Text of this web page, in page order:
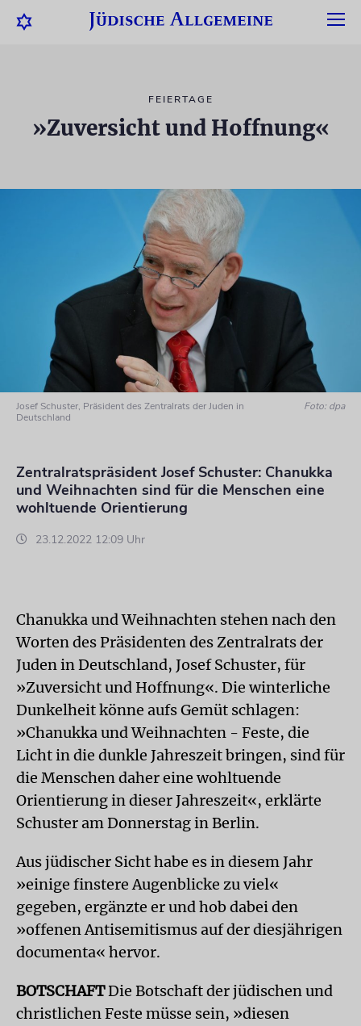
FEIERTAGE
»Zuversicht und Hoffnung«
Josef Schuster, Präsident des Zentralrats der Juden in
Deutschland
Foto: dpa
Zentralratspräsident Josef Schuster: Chanukka
und Weihnachten sind für die Menschen eine
wohltuende Orientierung
23.12.2022 12:09 Uhr
Chanukka und Weihnachten stehen nach den
Worten des Präsidenten des Zentralrats der
Juden in Deutschland, Josef Schuster, für
»Zuversicht und Hoffnung«. Die winterliche
Dunkelheit könne aufs Gemüt schlagen:
»Chanukka und Weihnachten - Feste, die
Licht in die dunkle Jahreszeit bringen, sind für
die Menschen daher eine wohltuende
Orientierung in dieser Jahreszeit«, erklärte
Schuster am Donnerstag in Berlin.
Aus jüdischer Sicht habe es in diesem Jahr
»einige finstere Augenblicke zu viel«
gegeben, ergänzte er und hob dabei den
»offenen Antisemitismus auf der diesjährigen
documenta« hervor.
BOTSCHAFTDie Botschaft der jüdischen und
christlichen Feste müsse sein, »diesen